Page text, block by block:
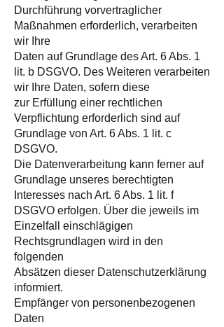
Durchführung vorvertraglicher
Maßnahmen erforderlich, verarbeiten
wir Ihre
Daten auf Grundlage des Art. 6 Abs. 1
lit. b DSGVO. Des Weiteren verarbeiten
wir Ihre Daten, sofern diese
zur Erfüllung einer rechtlichen
Verpflichtung erforderlich sind auf
Grundlage von Art. 6 Abs. 1 lit. c
DSGVO.
Die Datenverarbeitung kann ferner auf
Grundlage unseres berechtigten
Interesses nach Art. 6 Abs. 1 lit. f
DSGVO erfolgen. Über die jeweils im
Einzelfall einschlägigen
Rechtsgrundlagen wird in den
folgenden
Absätzen dieser Datenschutzerklärung
informiert.
Empfänger von personenbezogenen
Daten